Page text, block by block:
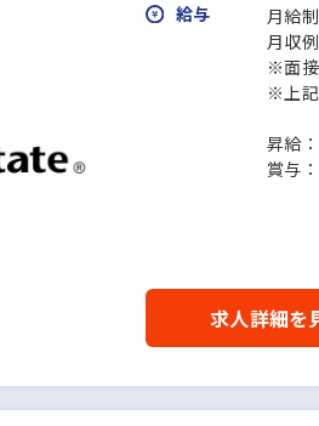
給与
月給
月収
※面接
※上
昇給
賞与
求人詳細を